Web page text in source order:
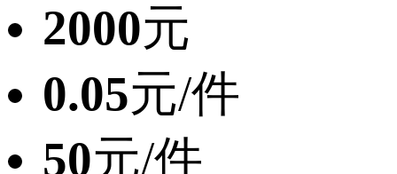
2000元
0.05元/件
50元/件